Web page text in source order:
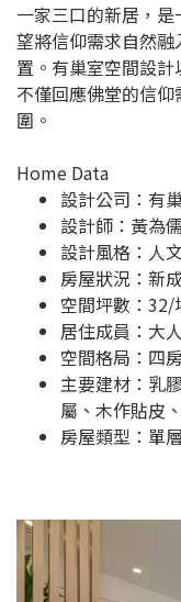
一家三口的新居，
望將信仰需求自然
置。有巢室空間設計
不僅回應佛堂的信
圍。
Home Data
設計公司： 有
設計師：黃為儒
設計風格：人
房屋狀況：新
空間坪數：32/
居住成員：大
空間格局：四
主要建材：乳
屬、木作貼皮
房屋類型：單層